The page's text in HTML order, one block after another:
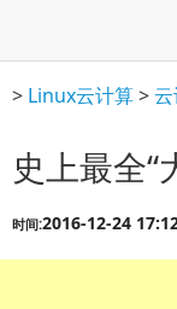
> Linux云计算>
史上最全“
时间:2016-12-24